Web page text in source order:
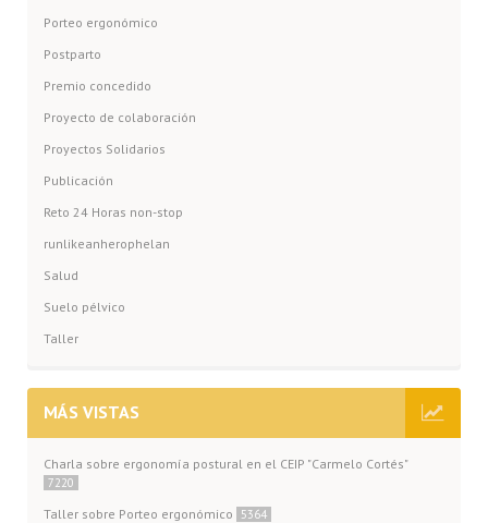
Porteo ergonómico
Postparto
Premio concedido
Proyecto de colaboración
Proyectos Solidarios
Publicación
Reto 24 Horas non-stop
runlikeanherophelan
Salud
Suelo pélvico
Taller
MÁS VISTAS
Charla sobre ergonomía postural en el CEIP "Carmelo Cortés"
7220
Taller sobre Porteo ergonómico 5364